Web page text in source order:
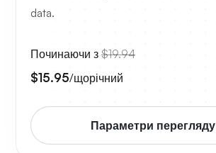
data.
Починаючи з $19.94
$15.95/щорічний
Параметри перегляду